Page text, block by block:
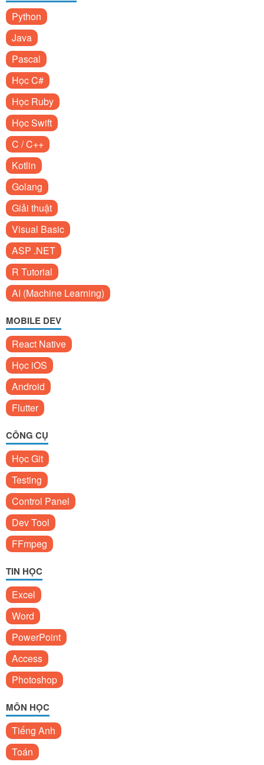
Python
Java
Pascal
Học C#
Học Ruby
Học Swift
C / C++
Kotlin
Golang
Giải thuật
Visual Basic
ASP .NET
R Tutorial
AI (Machine Learning)
MOBILE DEV
React Native
Học iOS
Android
Flutter
CÔNG CỤ
Học Git
Testing
Control Panel
Dev Tool
FFmpeg
TIN HỌC
Excel
Word
PowerPoint
Access
Photoshop
MÔN HỌC
Tiếng Anh
Toán